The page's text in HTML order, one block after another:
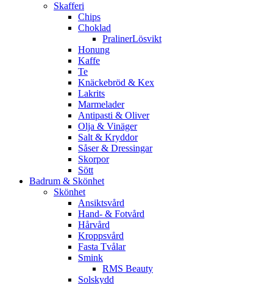
Skafferi
Chips
Choklad
PralinerLösvikt
Honung
Kaffe
Te
Knäckebröd & Kex
Lakrits
Marmelader
Antipasti & Oliver
Olja & Vinäger
Salt & Kryddor
Såser & Dressingar
Skorpor
Sött
Badrum & Skönhet
Skönhet
Ansiktsvård
Hand- & Fotvård
Hårvård
Kroppsvård
Fasta Tvålar
Smink
RMS Beauty
Solskydd